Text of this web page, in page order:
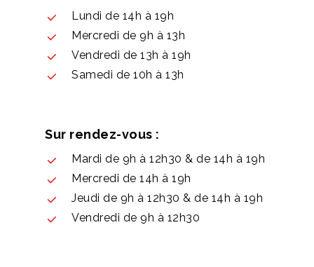
Lundi de 14h à 19h
Mercredi de 9h à 13h
Vendredi de 13h à 19h
Samedi de 10h à 13h
Sur rendez-vous :
Mardi de 9h à 12h30 & de 14h à 19h
Mercredi de 14h à 19h
Jeudi de 9h à 12h30 & de 14h à 19h
Vendredi de 9h à 12h30